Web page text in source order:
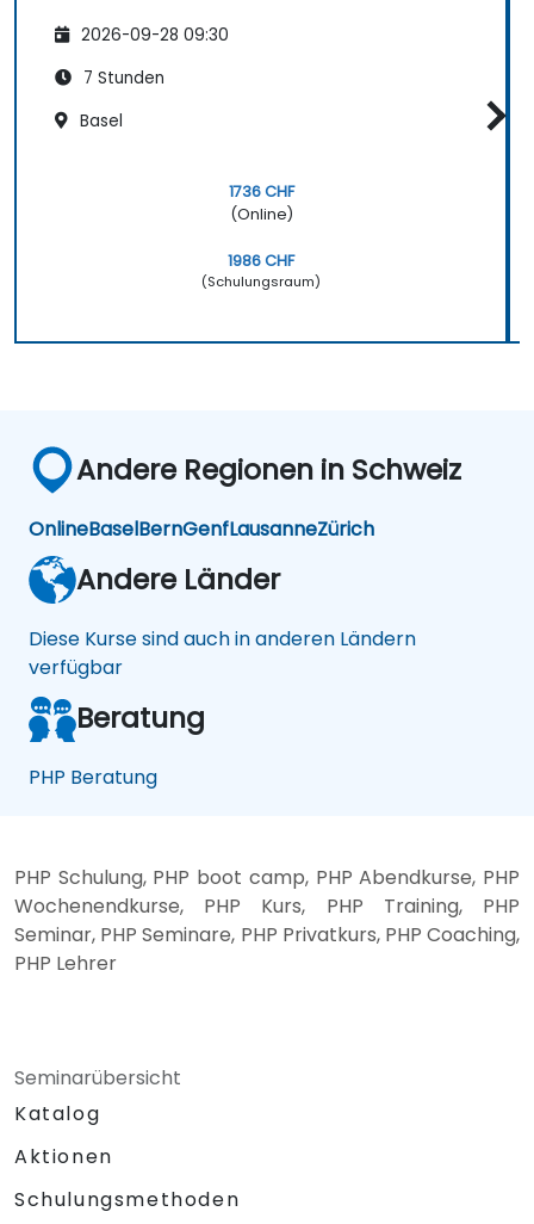
2026-09-28 09:30
7 Stunden
Basel
1736 CHF
(Online)
1986 CHF
(Schulungsraum)
Andere Regionen in Schweiz
OnlineBaselBernGenfLausanneZürich
Andere Länder
Diese Kurse sind auch in anderen Ländern
verfügbar
Beratung
PHP Beratung
PHP Schulung, PHP boot camp, PHP Abendkurse, PHP
Wochenendkurse, PHP Kurs, PHP Training, PHP
Seminar, PHP Seminare, PHP Privatkurs, PHP Coaching,
PHP Lehrer
Seminarübersicht
Katalog
Aktionen
Schulungsmethoden